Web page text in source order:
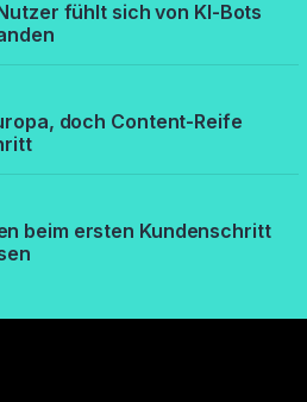
fühlt sich von KI-Bots
doch Content-Reife
beim ersten Kundenschritt